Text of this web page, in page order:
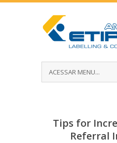
Tips for
Referral